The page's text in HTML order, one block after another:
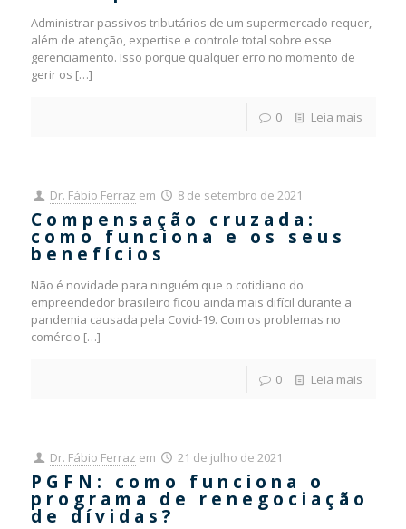
Administrar passivos tributários de um supermercado requer,
além de atenção, expertise e controle total sobre esse
gerenciamento. Isso porque qualquer erro no momento de
gerir os […]
0 Leia mais
Dr. Fábio Ferraz em 8 de setembro de 2021
Compensação cruzada:
como funciona e os seus
benefícios
Não é novidade para ninguém que o cotidiano do
empreendedor brasileiro ficou ainda mais difícil durante a
pandemia causada pela Covid-19. Com os problemas no
comércio […]
0 Leia mais
Dr. Fábio Ferraz em 21 de julho de 2021
PGFN: como funciona o
programa de renegociação
de dívidas?